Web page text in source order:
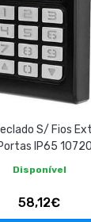
S/ Fios
IP65
Disponível
58,12€